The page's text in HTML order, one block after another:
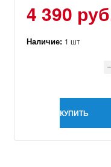
4 390
Наличие: 1 шт
КУПИТЬ